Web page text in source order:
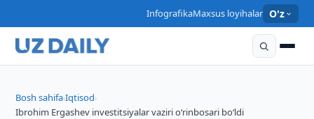
InfografikaMaxsus loyihalar O'z
Bosh sahifa›Iqtisod›
Ibrohim Ergashev investitsiyalar vaziri o‘rinbosari bo‘ldi